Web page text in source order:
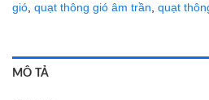
gió, quạt thông gió âm trần, quạt
MÔ TẢ